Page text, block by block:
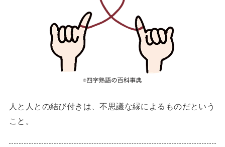
人と人との結び付きは、不思議な縁によるものだという
こと。